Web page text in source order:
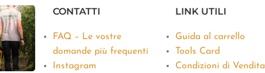
CONTATTI
FAQ – Le vostre
domande più frequenti
Instagram
LINK UTILI
Guida al carrello
Tools Card
Condizioni di Vendita